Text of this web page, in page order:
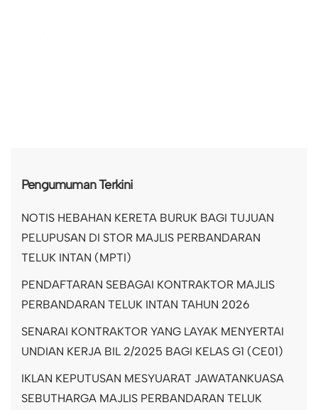
Pengumuman Terkini
NOTIS HEBAHAN KERETA BURUK BAGI TUJUAN
PELUPUSAN DI STOR MAJLIS PERBANDARAN
TELUK INTAN (MPTI)
PENDAFTARAN SEBAGAI KONTRAKTOR MAJLIS
PERBANDARAN TELUK INTAN TAHUN 2026
SENARAI KONTRAKTOR YANG LAYAK MENYERTAI
UNDIAN KERJA BIL 2/2025 BAGI KELAS G1 (CE01)
IKLAN KEPUTUSAN MESYUARAT JAWATANKUASA
SEBUTHARGA MAJLIS PERBANDARAN TELUK